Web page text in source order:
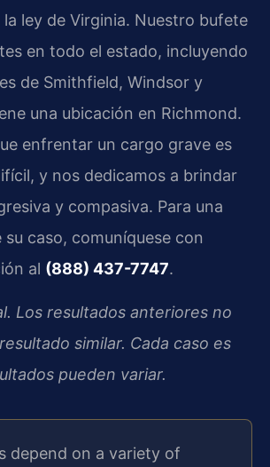
ley de Virginia. Nuestro bufete
en todo el estado, incluyendo
de Smithfield, Windsor y
una ubicación en Richmond.
enfrentar un cargo grave es
y nos dedicamos a brindar
y compasiva. Para una
caso, comuníquese con
al (888) 437-7747.
Los resultados anteriores no
similar. Cada caso es
pueden variar.
depend on a variety of